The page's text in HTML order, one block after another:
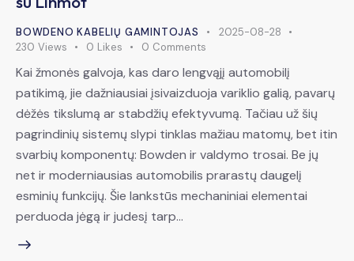
BOWDENO KABELIŲ GAMINTOJAS
2025-08-28
230 Views 0 Likes 0 Comments
Kai žmonės galvoja, kas daro lengvąjį automobilį
patikimą, jie dažniausiai įsivaizduoja variklio galią, pavarų
dėžės tikslumą ar stabdžių efektyvumą. Tačiau už šių
pagrindinių sistemų slypi tinklas mažiau matomų, bet itin
svarbių komponentų: Bowden ir valdymo trosai. Be jų
net ir moderniausias automobilis prarastų daugelį
esminių funkcijų. Šie lankstūs mechaniniai elementai
perduoda jėgą ir judesį tarp…